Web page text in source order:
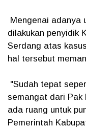
Mengenai adanya
dilakukan penyidik
Serdang atas
hal tersebut
"Sudah tepat
semangat dari Pak
ada ruang untuk
Pemerintah